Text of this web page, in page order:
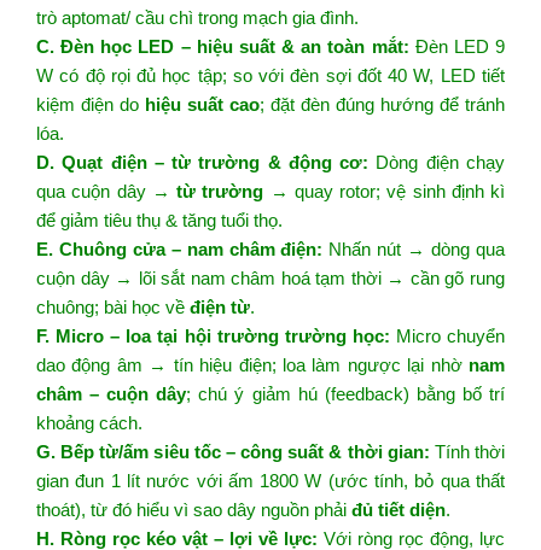
trò aptomat/ cầu chì trong mạch gia đình.
C. Đèn học LED – hiệu suất & an toàn mắt: Đèn LED 9
W có độ rọi đủ học tập; so với đèn sợi đốt 40 W, LED tiết
kiệm điện do hiệu suất cao; đặt đèn đúng hướng để tránh
lóa.
D. Quạt điện – từ trường & động cơ: Dòng điện chạy
qua cuộn dây → từ trường → quay rotor; vệ sinh định kì
để giảm tiêu thụ & tăng tuổi thọ.
E. Chuông cửa – nam châm điện: Nhấn nút → dòng qua
cuộn dây → lõi sắt nam châm hoá tạm thời → cần gõ rung
chuông; bài học về điện từ.
F. Micro – loa tại hội trường trường học: Micro chuyển
dao động âm → tín hiệu điện; loa làm ngược lại nhờ nam
châm – cuộn dây; chú ý giảm hú (feedback) bằng bố trí
khoảng cách.
G. Bếp từ/ấm siêu tốc – công suất & thời gian: Tính thời
gian đun 1 lít nước với ấm 1800 W (ước tính, bỏ qua thất
thoát), từ đó hiểu vì sao dây nguồn phải đủ tiết diện.
H. Ròng rọc kéo vật – lợi về lực: Với ròng rọc động, lực